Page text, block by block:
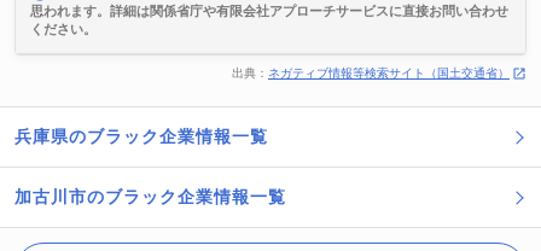
思われます。詳細は関係省庁や有限会社アプローチサービスに直接お問い合わせ
ください。
出典： ネガティブ情報等検索サイト（国土交通省）
兵庫県のブラック企業情報一覧
加古川市のブラック企業情報一覧